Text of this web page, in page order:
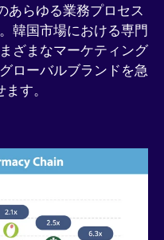
あらゆる業務プロセス
韓国市場における専門
ざまなマーケティング
ローバルブランドを急
す。